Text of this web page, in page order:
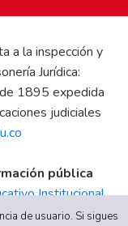
a la inspección y
Jurídica:
1895 expedida
judiciales
pública
Institucional
|Régimen
de usuario. Si sigues